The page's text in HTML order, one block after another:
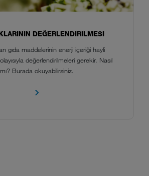
DEĞERLENDIRILMESI
gıda maddelerinin enerji içeriği hayli
değerlendirilmeleri gerekir. Nasıl
mı? Burada okuyabilirsiniz.